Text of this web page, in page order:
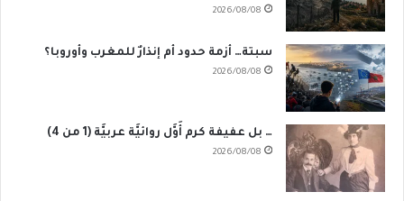
2026/08/08
سبتة… أزمة حدود أم إنذارٌ للمغرب وأوروبا؟
2026/08/08
… بل عفيفة كرم أَوَّل روائيَّة عربيَّة (1 من 4)
2026/08/08